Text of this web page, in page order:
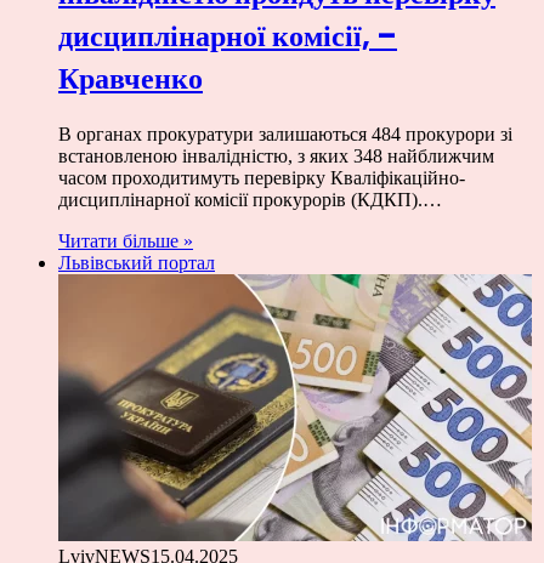
дисциплінарної комісії, –
Кравченко
В органах прокуратури залишаються 484 прокурори зі
встановленою інвалідністю, з яких 348 найближчим
часом проходитимуть перевірку Кваліфікаційно-
дисциплінарної комісії прокурорів (КДКП).…
Читати більше »
Львівський портал
LvivNEWS15.04.2025